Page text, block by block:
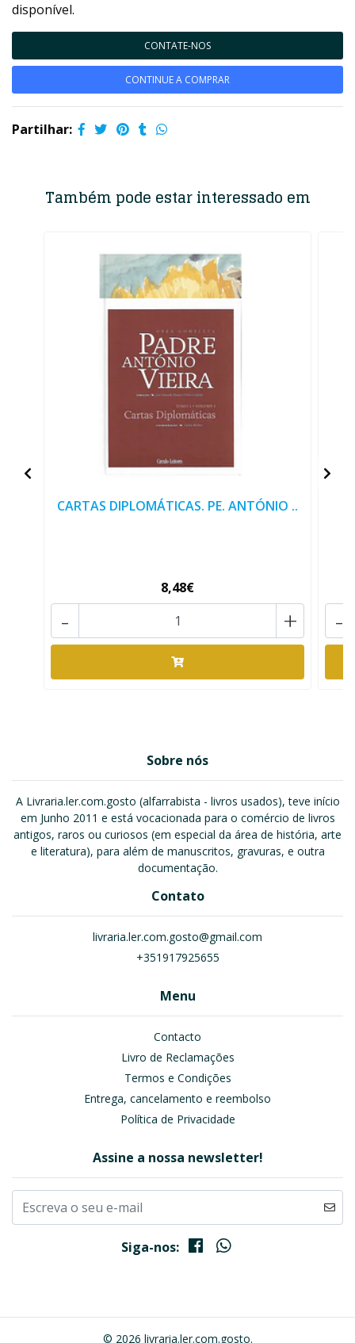
disponível.
CONTATE-NOS
CONTINUE A COMPRAR
Partilhar:
Também pode estar interessado em
CARTAS DIPLOMÁTICAS. PE. ANTÓNIO ..
8,48€
+
- -
Sobre nós
A Livraria.ler.com.gosto (alfarrabista - livros usados), teve início
em Junho 2011 e está vocacionada para o comércio de livros
antigos, raros ou curiosos (em especial da área de história, arte
e literatura), para além de manuscritos, gravuras, e outra
documentação.
Contato
livraria.ler.com.gosto@gmail.com
+351917925655
Menu
Contacto
Livro de Reclamações
Termos e Condições
Entrega, cancelamento e reembolso
Política de Privacidade
Assine a nossa newsletter!
Siga-nos:
© 2026 livraria.ler.com.gosto.